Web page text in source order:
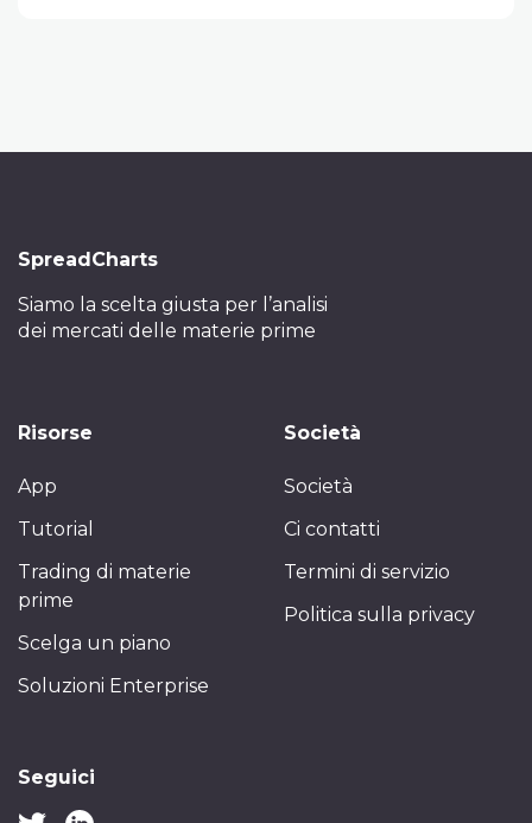
SpreadCharts
Siamo la scelta giusta per l’analisi
dei mercati delle materie prime
Risorse
App
Tutorial
Trading di materie
prime
Scelga un piano
Soluzioni Enterprise
Società
Società
Ci contatti
Termini di servizio
Politica sulla privacy
Seguici